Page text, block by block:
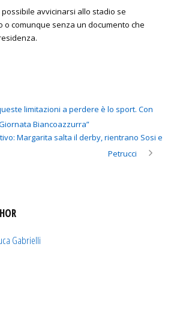
avvicinarsi allo stadio se
o comunque senza un documento che
limitazioni a perdere è lo sport. Con
Biancoazzurra”
Margarita salta il derby, rientrano Sosi e
Petrucci
Gabrielli